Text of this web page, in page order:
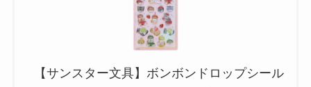
【サンスター文具】ボンボンドロップシール